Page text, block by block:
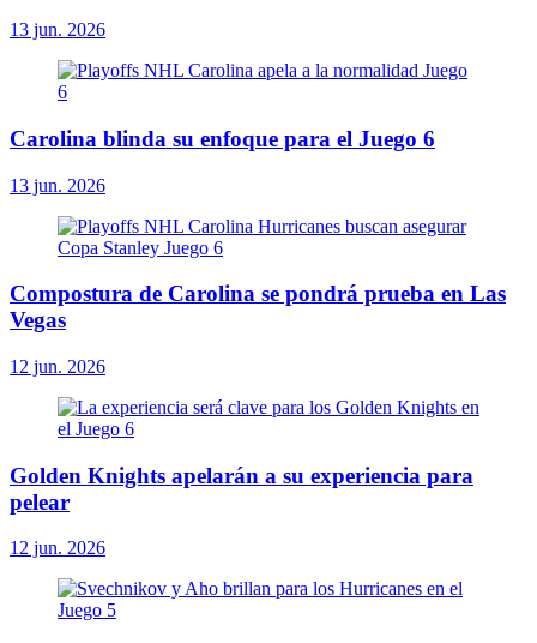
13 jun. 2026
Carolina blinda su enfoque para el Juego 6
13 jun. 2026
Compostura de Carolina se pondrá prueba en Las
Vegas
12 jun. 2026
Golden Knights apelarán a su experiencia para
pelear
12 jun. 2026